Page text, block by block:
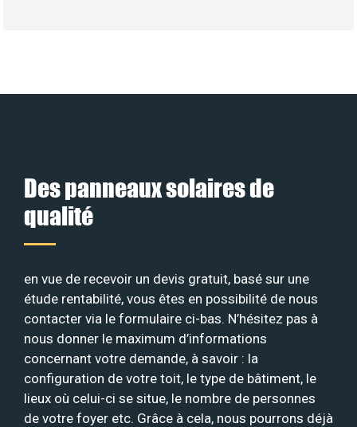
Des panneaux solaires de
qualité
en vue de recevoir un devis gratuit, basé sur une
étude rentabilité, vous êtes en possibilité de nous
contacter via le formulaire ci-bas. N’hésitez pas à
nous donner le maximum d’informations
concernant votre demande, à savoir : la
configuration de votre toit, le type de bâtiment, le
lieux où celui-ci se situe, le nombre de personnes
de votre foyer etc. Grâce à cela, nous pourrons déjà